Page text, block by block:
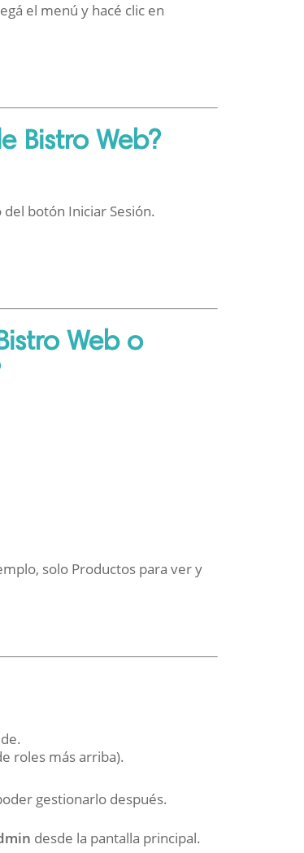
el menú y hacé clic en
Bistro Web?
del botón Iniciar Sesión.
Web o
solo Productos para ver y
roles más arriba).
gestionarlo después.
desde la pantalla principal.